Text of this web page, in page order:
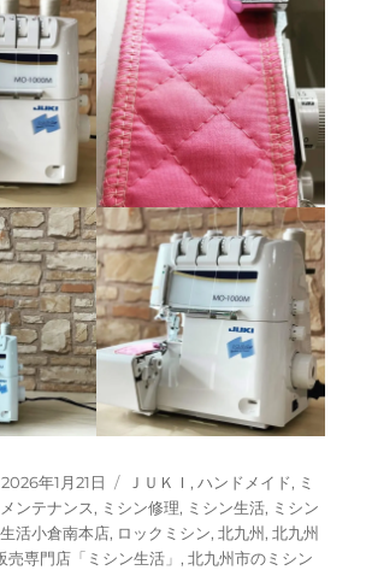
投
稿
日:
2026年1月21日
カ
テ
ゴ
リ
ＪＵＫＩ ,ハンドメイド, ミ
ンテナンス, ミシン修理, ミシン生活, ミシン
活小倉南本店, ロックミシン,北九州 ,北九州
専門店「ミシン生活」 ,北九州市のミシン